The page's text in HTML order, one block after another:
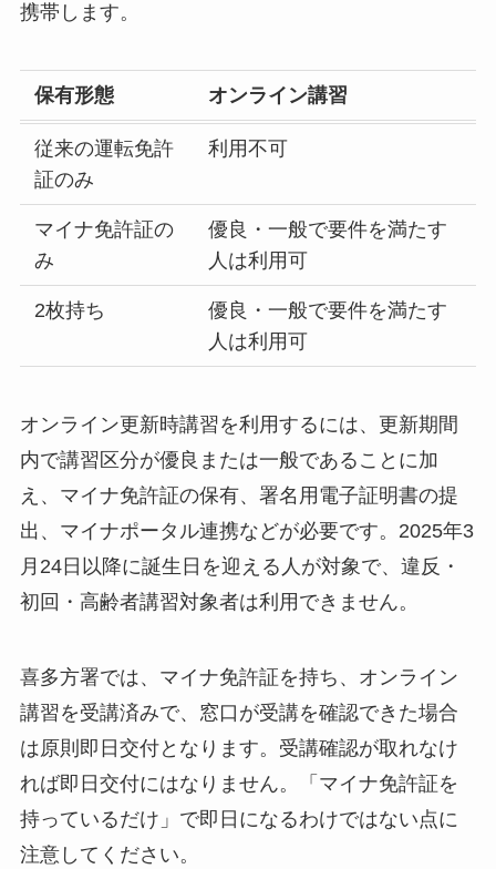
携帯します。
保有形態 オンライン講習
従来の運転免許
証のみ
利用不可
マイナ免許証の
み
優良・一般で要件を満たす
人は利用可
2枚持ち
優良・一般で要件を満たす
人は利用可
オンライン更新時講習を利用するには、更新期間
内で講習区分が優良または一般であることに加
え、マイナ免許証の保有、署名用電子証明書の提
出、マイナポータル連携などが必要です。2025年3
月24日以降に誕生日を迎える人が対象で、違反・
初回・高齢者講習対象者は利用できません。
喜多方署では、マイナ免許証を持ち、オンライン
講習を受講済みで、窓口が受講を確認できた場合
は原則即日交付となります。受講確認が取れなけ
れば即日交付にはなりません。「マイナ免許証を
持っているだけ」で即日になるわけではない点に
注意してください。